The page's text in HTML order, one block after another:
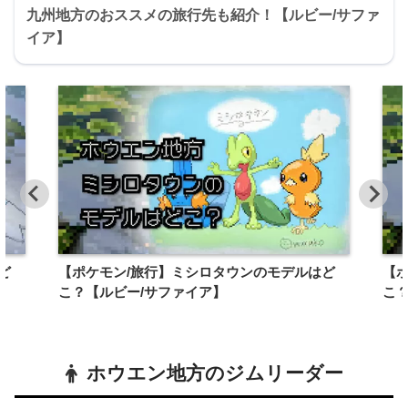
九州地方のおススメの旅行先も紹介！【ルビー/サファ
イア】
【ポケモン/旅行】ミシロタウンのモデルはど
こ？【ルビー/サファイア】
【
こ
ホウエン地方のジムリーダー